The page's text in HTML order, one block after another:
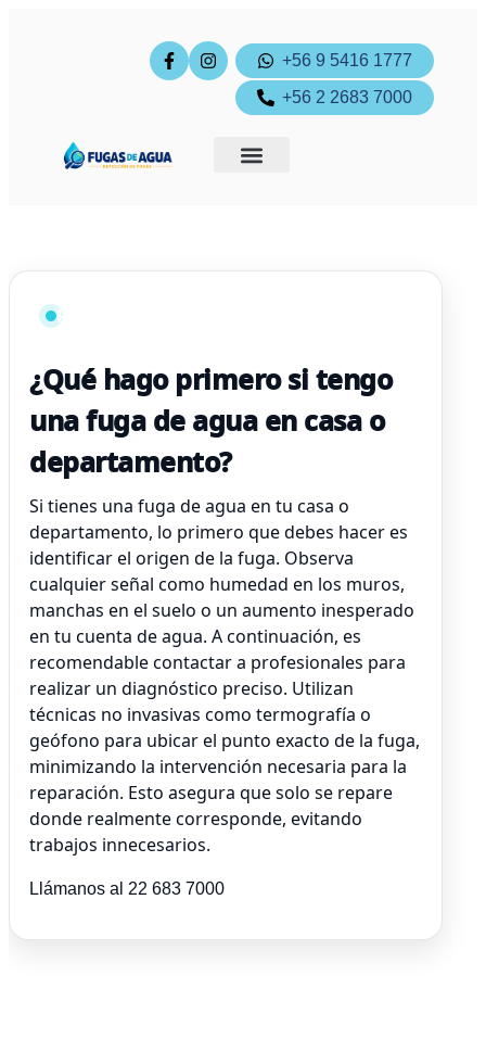
+56 9 5416 1777
+56 2 2683 7000
Respuesta frecuente
¿Qué hago primero si tengo
una fuga de agua en casa o
departamento?
Si tienes una fuga de agua en tu casa o
departamento, lo primero que debes hacer es
identificar el origen de la fuga. Observa
cualquier señal como humedad en los muros,
manchas en el suelo o un aumento inesperado
en tu cuenta de agua. A continuación, es
recomendable contactar a profesionales para
realizar un diagnóstico preciso. Utilizan
técnicas no invasivas como termografía o
geófono para ubicar el punto exacto de la fuga,
minimizando la intervención necesaria para la
reparación. Esto asegura que solo se repare
donde realmente corresponde, evitando
trabajos innecesarios.
Llámanos al 22 683 7000